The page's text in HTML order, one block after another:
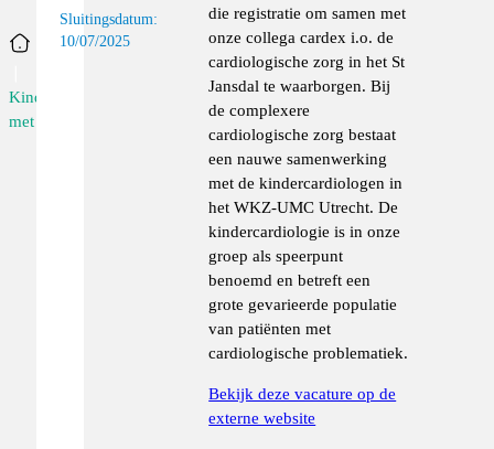
Home
Kinderarts
met ...
Sluitingsdatum:
10/07/2025
die registratie om samen met
onze collega cardex i.o. de
cardiologische zorg in het St
Jansdal te waarborgen. Bij
de complexere
cardiologische zorg bestaat
een nauwe samenwerking
met de kindercardiologen in
het WKZ-UMC Utrecht. De
kindercardiologie is in onze
groep als speerpunt
benoemd en betreft een
grote gevarieerde populatie
van patiënten met
cardiologische problematiek.
Bekijk deze vacature op de
externe website